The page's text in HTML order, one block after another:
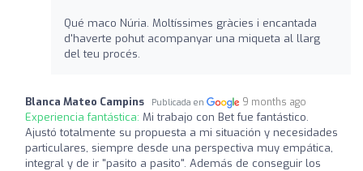
Qué maco Núria. Moltíssimes gràcies i encantada
d'haverte pohut acompanyar una miqueta al llarg
del teu procés.
Blanca Mateo Campins Publicada en 9 months ago
Experiencia fantástica: Mi trabajo con Bet fue fantástico.
Ajustó totalmente su propuesta a mi situación y necesidades
particulares, siempre desde una perspectiva muy empática,
integral y de ir "pasito a pasito". Además de conseguir los